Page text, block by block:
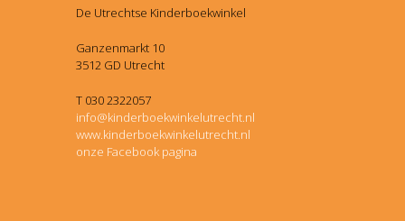
De Utrechtse Kinderboekwinkel
Ganzenmarkt 10
3512 GD Utrecht
T 030 2322057
info@kinderboekwinkelutrecht.nl
www.kinderboekwinkelutrecht.nl
onze Facebook pagina